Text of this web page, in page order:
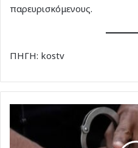
παρευρισκόμενους.
ΠΗΓΗ: kostv
19χρονου
στην